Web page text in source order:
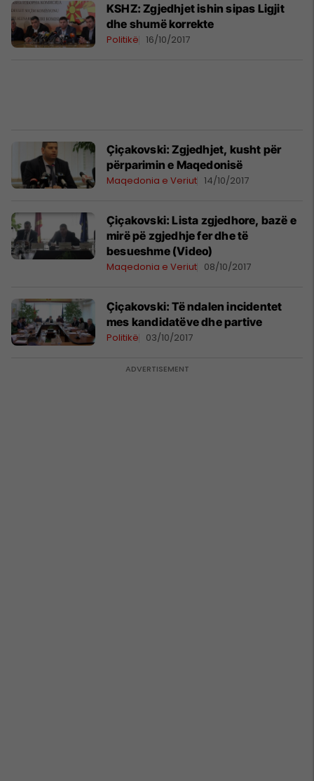
KSHZ: Zgjedhjet ishin sipas Ligjit
dhe shumë korrekte
Politikë 16/10/2017
Çiçakovski: Zgjedhjet, kusht për
përparimin e Maqedonisë
Maqedonia e Veriut 14/10/2017
Çiçakovski: Lista zgjedhore, bazë e
mirë pë zgjedhje fer dhe të
besueshme (Video)
Maqedonia e Veriut 08/10/2017
Çiçakovski: Të ndalen incidentet
mes kandidatëve dhe partive
Politikë 03/10/2017